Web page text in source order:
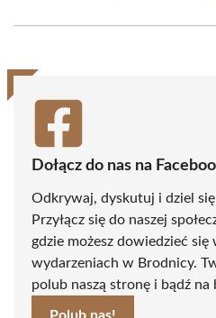
(Twitter)
Dołącz do nas na
Odkrywaj, dyskutuj i dziel
Przyłącz się do naszej
gdzie możesz dowiedzieć
wydarzeniach w Brodnicy.
polub naszą stronę i bądź na